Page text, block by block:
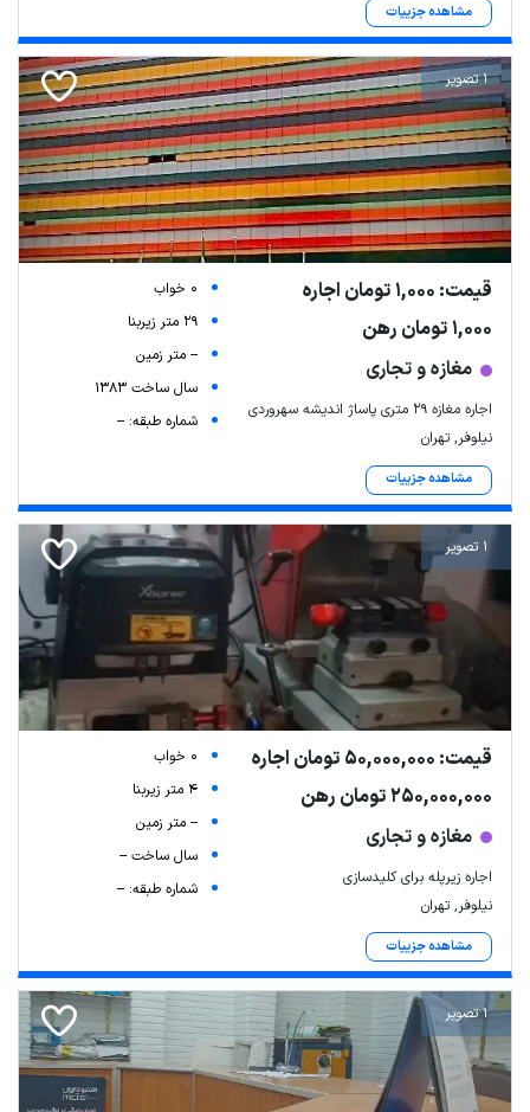
مشاهده جزییات
1 تصویر
قیمت: 1,000 تومان اجاره
1,000 تومان رهن
مغازه و تجاری
اجاره مغازه 29 متری پاساژ اندیشه سهروردی
نیلوفر, تهران
مشاهده جزییات
0 خواب
29 متر زیربنا
-- متر زمین
سال ساخت 1383
شماره طبقه: --
1 تصویر
قیمت: 50,000,000 تومان اجاره
250,000,000 تومان رهن
مغازه و تجاری
اجاره زیرپله برای کلیدسازی
نیلوفر, تهران
مشاهده جزییات
0 خواب
4 متر زیربنا
-- متر زمین
سال ساخت --
شماره طبقه: --
1 تصویر